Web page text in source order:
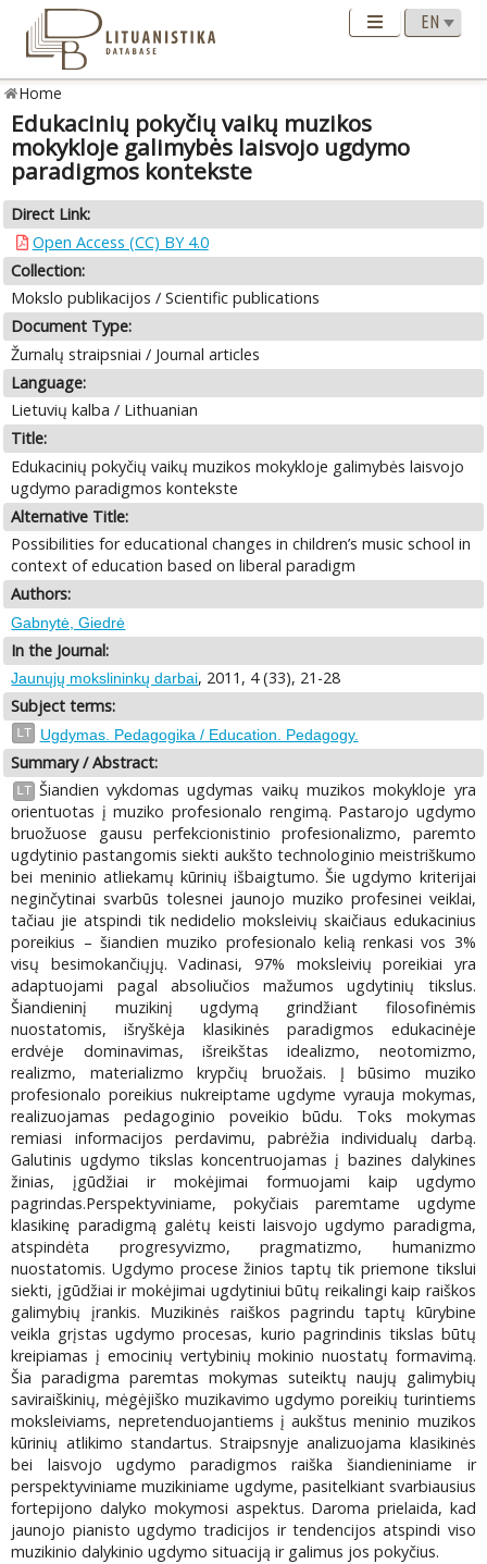
Home
Edukacinių pokyčių vaikų muzikos
mokykloje galimybės laisvojo ugdymo
paradigmos kontekste
Direct Link:
Open Access (CC) BY 4.0
Collection:
Mokslo publikacijos / Scientific publications
Document Type:
Žurnalų straipsniai / Journal articles
Language:
Lietuvių kalba / Lithuanian
Title:
Edukacinių pokyčių vaikų muzikos mokykloje galimybės laisvojo
ugdymo paradigmos kontekste
Alternative Title:
Possibilities for educational changes in children’s music school in
context of education based on liberal paradigm
Authors:
Gabnytė, Giedrė
In the Journal:
Jaunųjų mokslininkų darbai, 2011, 4 (33), 21-28
Subject terms:
LT Ugdymas. Pedagogika / Education. Pedagogy.
Summary / Abstract:
LT Šiandien vykdomas ugdymas vaikų muzikos mokykloje yra
orientuotas į muziko profesionalo rengimą. Pastarojo ugdymo
bruožuose gausu perfekcionistinio profesionalizmo, paremto
ugdytinio pastangomis siekti aukšto technologinio meistriškumo
bei meninio atliekamų kūrinių išbaigtumo. Šie ugdymo kriterijai
neginčytinai svarbūs tolesnei jaunojo muziko profesinei veiklai,
tačiau jie atspindi tik nedidelio moksleivių skaičiaus edukacinius
poreikius – šiandien muziko profesionalo kelią renkasi vos 3%
visų besimokančiųjų. Vadinasi, 97% moksleivių poreikiai yra
adaptuojami pagal absoliučios mažumos ugdytinių tikslus.
Šiandieninį muzikinį ugdymą grindžiant filosofinėmis
nuostatomis, išryškėja klasikinės paradigmos edukacinėje
erdvėje dominavimas, išreikštas idealizmo, neotomizmo,
realizmo, materializmo krypčių bruožais. Į būsimo muziko
profesionalo poreikius nukreiptame ugdyme vyrauja mokymas,
realizuojamas pedagoginio poveikio būdu. Toks mokymas
remiasi informacijos perdavimu, pabrėžia individualų darbą.
Galutinis ugdymo tikslas koncentruojamas į bazines dalykines
žinias, įgūdžiai ir mokėjimai formuojami kaip ugdymo
pagrindas.Perspektyviniame, pokyčiais paremtame ugdyme
klasikinę paradigmą galėtų keisti laisvojo ugdymo paradigma,
atspindėta progresyvizmo, pragmatizmo, humanizmo
nuostatomis. Ugdymo procese žinios taptų tik priemone tikslui
siekti, įgūdžiai ir mokėjimai ugdytiniui būtų reikalingi kaip raiškos
galimybių įrankis. Muzikinės raiškos pagrindu taptų kūrybine
veikla grįstas ugdymo procesas, kurio pagrindinis tikslas būtų
kreipiamas į emocinių vertybinių mokinio nuostatų formavimą.
Šia paradigma paremtas mokymas suteiktų naujų galimybių
saviraiškinių, mėgėjiško muzikavimo ugdymo poreikių turintiems
moksleiviams, nepretenduojantiems į aukštus meninio muzikos
kūrinių atlikimo standartus. Straipsnyje analizuojama klasikinės
bei laisvojo ugdymo paradigmos raiška šiandieniniame ir
perspektyviniame muzikiniame ugdyme, pasitelkiant svarbiausius
fortepijono dalyko mokymosi aspektus. Daroma prielaida, kad
jaunojo pianisto ugdymo tradicijos ir tendencijos atspindi viso
muzikinio dalykinio ugdymo situaciją ir galimus jos pokyčius.